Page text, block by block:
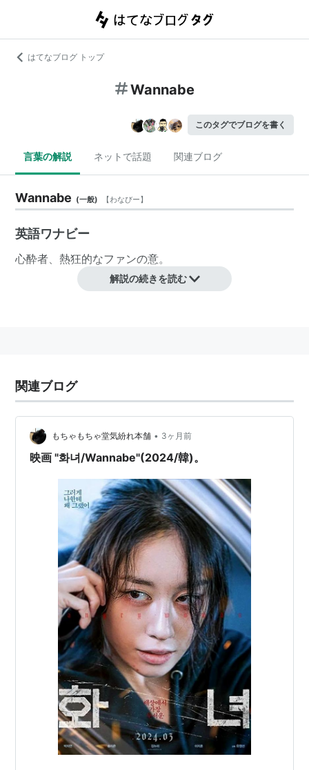
はてなブログ トップ
Wannabe
このタグでブログを書く
言葉の解説 ネットで話題 関連ブログ
Wannabe (一般) 【わなびー】
英語ワナビー
心酔者、熱狂的なファンの意。
MFZB」）
解説の続きを読む
関連ブログ
もちゃもちゃ堂気紛れ本舗 • 3ヶ月前
映画 "화녀/Wannabe"(2024/韓)。